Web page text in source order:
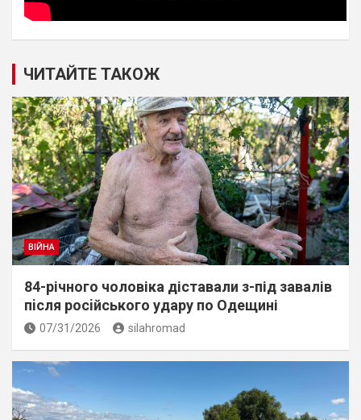
ЧИТАЙТЕ ТАКОЖ
ВІЙНА
84-річного чоловіка діставали з-під завалів
пiсля росiйського удару по Одещині
07/31/2026 silahromad